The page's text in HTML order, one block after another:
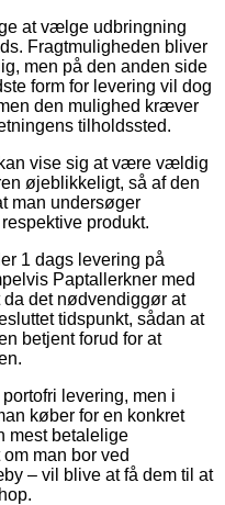
at vælge udbringning
Fragtmuligheden bliver
men på den anden side
form for levering vil dog
den mulighed kræver
tilholdssted.
vise sig at være vældig
øjeblikkeligt, så af den
man undersøger
produkt.
1 dags levering på
Paptallerkner med
det nødvendiggør at
tidspunkt, sådan at
betjent forud for at
levering, men i
køber for en konkret
mest betalelige
man bor ved
– vil blive at få dem til at